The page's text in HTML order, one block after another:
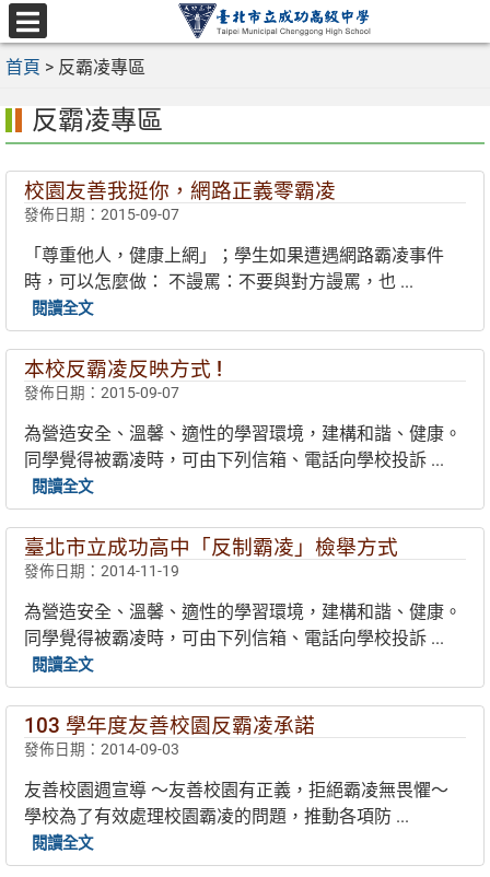
跳
至
主
容
區
選
單
首頁 > 反霸凌專區
反霸凌專區
校園友善我挺你，網路正義零霸凌
發佈日期：2015-09-07
「尊重他人，健康上網」；學生如果遭遇網路霸凌事件
時，可以怎麼做： 不謾罵：不要與對方謾罵，也 ...
閱讀全文
本校反霸凌反映方式 !
發佈日期：2015-09-07
為營造安全、溫馨、適性的學習環境，建構和諧、健康。
同學覺得被霸凌時，可由下列信箱、電話向學校投訴 ...
閱讀全文
臺北市立成功高中「反制霸凌」檢舉方式
發佈日期：2014-11-19
為營造安全、溫馨、適性的學習環境，建構和諧、健康。
同學覺得被霸凌時，可由下列信箱、電話向學校投訴 ...
閱讀全文
103 學年度友善校園反霸凌承諾
發佈日期：2014-09-03
友善校園週宣導 ～友善校園有正義，拒絕霸凌無畏懼～
學校為了有效處理校園霸凌的問題，推動各項防 ...
閱讀全文